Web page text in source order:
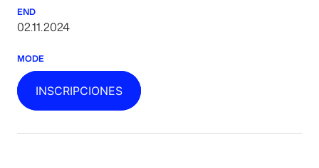
END
02.11.2024
MODE
INSCRIPCIONES